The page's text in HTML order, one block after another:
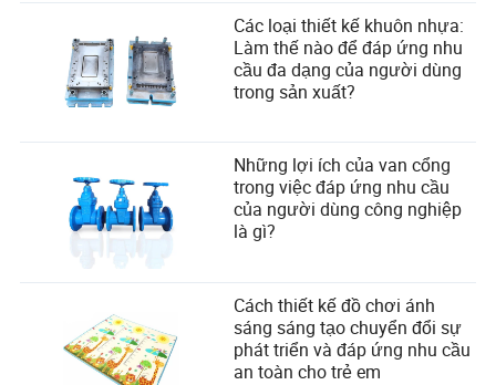
Các loại thiết kế khuôn nhựa:
Làm thế nào để đáp ứng nhu
cầu đa dạng của người dùng
trong sản xuất?
Những lợi ích của van cổng
trong việc đáp ứng nhu cầu
của người dùng công nghiệp
là gì?
Cách thiết kế đồ chơi ánh
sáng sáng tạo chuyển đổi sự
phát triển và đáp ứng nhu cầu
an toàn cho trẻ em